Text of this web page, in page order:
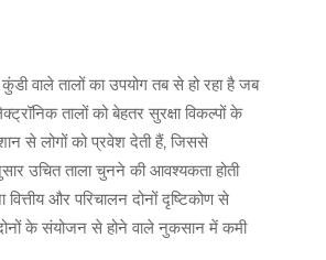
वाले तालों का उपयोग तब से हो रहा है जब
तालों को बेहतर सुरक्षा विकल्पों के
से लोगों को प्रवेश देती हैं, जिससे
उचित ताला चुनने की आवश्यकता होती
और परिचालन दोनों दृष्टिकोण से
दोनों के संयोजन से होने वाले नुकसान में कमी